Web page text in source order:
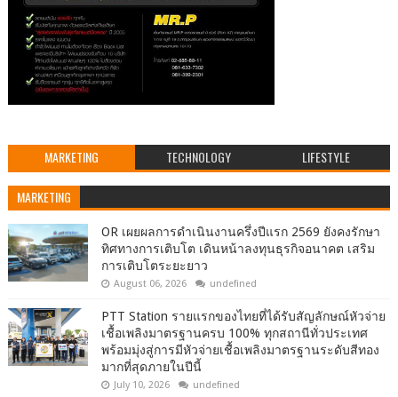
MARKETING TECHNOLOGY LIFESTYLE
MARKETING
OR เผยผลการดำเนินงานครึ่งปีแรก 2569 ยังคงรักษา
ทิศทางการเติบโต เดินหน้าลงทุนธุรกิจอนาคต เสริม
การเติบโตระยะยาว
August 06, 2026 undefined
PTT Station รายแรกของไทยที่ได้รับสัญลักษณ์หัวจ่าย
เชื้อเพลิงมาตรฐานครบ 100% ทุกสถานีทั่วประเทศ
พร้อมมุ่งสู่การมีหัวจ่ายเชื้อเพลิงมาตรฐานระดับสีทอง
มากที่สุดภายในปีนี้
July 10, 2026 undefined